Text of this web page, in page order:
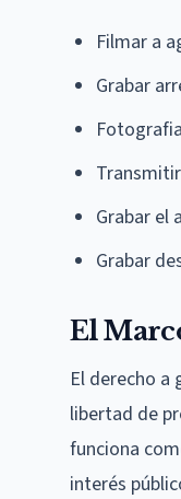
Filmar a
Grabar
Grabar el
Grabar
El
El derecho a
libertad de
funciona
interés